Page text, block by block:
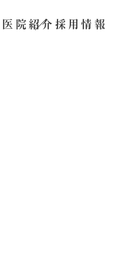
医院紹介 採用情報